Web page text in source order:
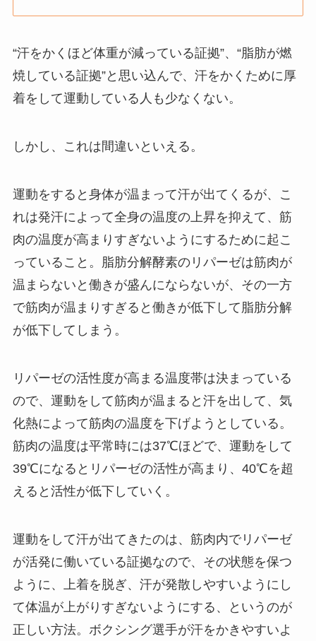
“汗をかくほど体重が減っている証拠”、“脂肪が燃
焼している証拠”と思い込んで、汗をかくために厚
着をして運動している人も少なくない。
しかし、これは間違いといえる。
運動をすると身体が温まって汗が出てくるが、こ
れは発汗によって全身の温度の上昇を抑えて、筋
肉の温度が高まりすぎないようにするために起こ
っていること。脂肪分解酵素のリパーゼは筋肉が
温まらないと働きが盛んにならないが、その一方
で筋肉が温まりすぎると働きが低下して脂肪分解
が低下してしまう。
リパーゼの活性度が高まる温度帯は決まっている
ので、運動をして筋肉が温まると汗を出して、気
化熱によって筋肉の温度を下げようとしている。
筋肉の温度は平常時には37℃ほどで、運動をして
39℃になるとリパーゼの活性が高まり、40℃を超
えると活性が低下していく。
運動をして汗が出てきたのは、筋肉内でリパーゼ
が活発に働いている証拠なので、その状態を保つ
ように、上着を脱ぎ、汗が発散しやすいようにし
て体温が上がりすぎないようにする、というのが
正しい方法。ボクシング選手が汗をかきやすいよ